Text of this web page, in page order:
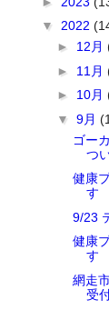
▼ 2022
► 12月
► 11月
► 10月
▼9月
ゴー
つ
健康
す
9/23
健康
す
網走
受